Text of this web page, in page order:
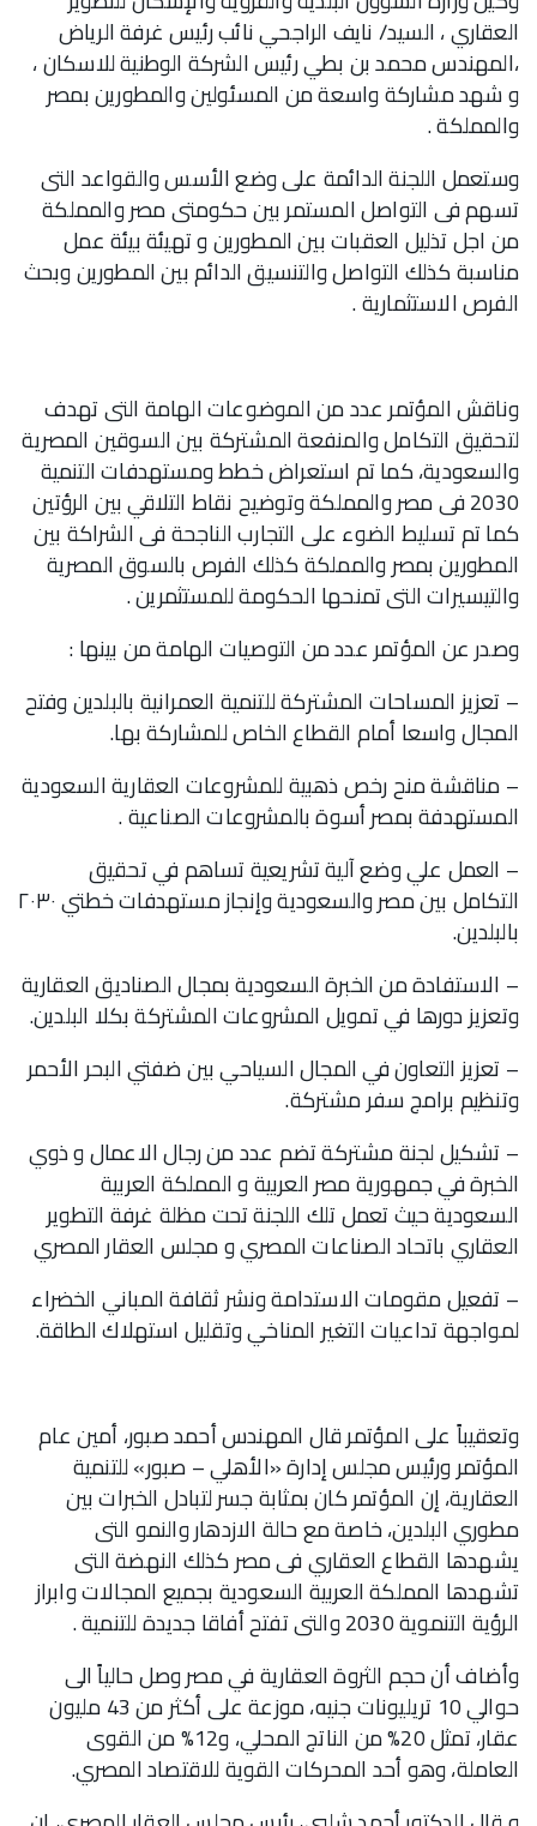
العقاري ، السيد/ نايف الراجحي نائب رئيس غرفة الرياض
،المهندس محمد بن بطي رئيس الشركة الوطنية للاسكان ،
و شهد مشاركة واسعة من المسئولين والمطورين بمصر
والمملكة .
وستعمل اللجنة الدائمة على وضع الأسس والقواعد التى
تسهم فى التواصل المستمر بين حكومتى مصر والمملكة
من اجل تذليل العقبات بين المطورين و تهيئة بيئة عمل
مناسبة كذلك التواصل والتنسيق الدائم بين المطورين وبحث
الفرص الاستثمارية .
وناقش المؤتمر عدد من الموضوعات الهامة التى تهدف
لتحقيق التكامل والمنفعة المشتركة بين السوقين المصرية
والسعودية، كما تم استعراض خطط ومستهدفات التنمية
2030 فى مصر والمملكة وتوضيح نقاط التلاقي بين الرؤتين
كما تم تسليط الضوء على التجارب الناجحة فى الشراكة بين
المطورين بمصر والمملكة كذلك الفرص بالسوق المصرية
والتيسيرات التى تمنحها الحكومة للمستثمرين .
وصدر عن المؤتمر عدد من التوصيات الهامة من بينها :
– تعزيز المساحات المشتركة للتنمية العمرانية بالبلدين وفتح
المجال واسعا أمام القطاع الخاص للمشاركة بها.
– مناقشة منح رخص ذهبية للمشروعات العقارية السعودية
المستهدفة بمصر أسوة بالمشروعات الصناعية .
– العمل علي وضع آلية تشريعية تساهم في تحقيق
التكامل بين مصر والسعودية وإنجاز مستهدفات خطتي ٢٠٣٠
بالبلدين.
– الاستفادة من الخبرة السعودية بمجال الصناديق العقارية
وتعزيز دورها في تمويل المشروعات المشتركة بكلا البلدين.
– تعزيز التعاون في المجال السياحي بين ضفتي البحر الأحمر
وتنظيم برامج سفر مشتركة.
– تشكيل لجنة مشتركة تضم عدد من رجال الاعمال و ذوي
الخبرة في جمهورية مصر العربية و المملكة العربية
السعودية حيث تعمل تلك اللجنة تحت مظلة غرفة التطوير
العقاري باتحاد الصناعات المصري و مجلس العقار المصري
– تفعيل مقومات الاستدامة ونشر ثقافة المباني الخضراء
لمواجهة تداعيات التغير المناخي وتقليل استهلاك الطاقة.
وتعقيباً على المؤتمر قال المهندس أحمد صبور، أمين عام
المؤتمر ورئيس مجلس إدارة «الأهلي – صبور» للتنمية
العقارية، إن المؤتمر كان بمثابة جسر لتبادل الخبرات بين
مطوري البلدين، خاصة مع حالة الازدهار والنمو التى
يشهدها القطاع العقاري فى مصر كذلك النهضة التى
تشهدها المملكة العربية السعودية بجميع المجالات وابراز
الرؤية التنموية 2030 والتى تفتح أفاقا جديدة للتنمية .
وأضاف أن حجم الثروة العقارية في مصر وصل حالياً الى
حوالي 10 تريليونات جنيه، موزعة على أكثر من 43 مليون
عقار، تمثل 20% من الناتج المحلي، و12% من القوى
العاملة، وهو أحد المحركات القوية للاقتصاد المصري.